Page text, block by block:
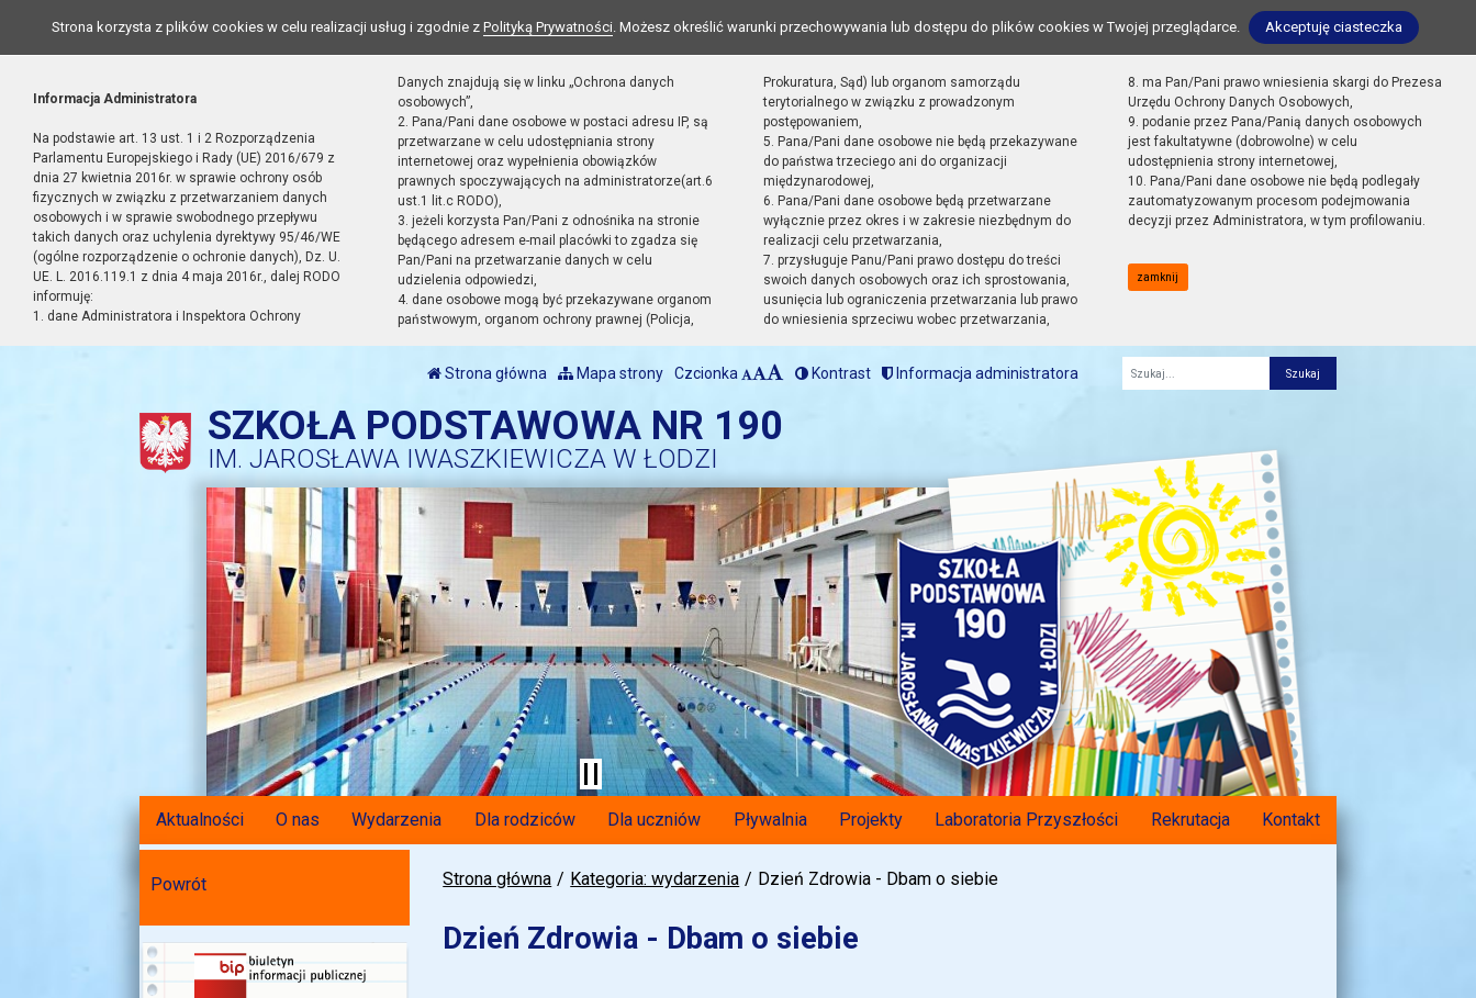
Strona korzysta z plików cookies w celu realizacji usług i zgodnie z Polityką Prywatności. Możesz określić warunki przechowywania lub dostępu do plików cookies w Twojej przeglądarce. Akceptuję ciasteczka
Informacja Administratora
Na podstawie art. 13 ust. 1 i 2 Rozporządzenia
Parlamentu Europejskiego i Rady (UE) 2016/679 z
dnia 27 kwietnia 2016r. w sprawie ochrony osób
fizycznych w związku z przetwarzaniem danych
osobowych i w sprawie swobodnego przepływu
takich danych oraz uchylenia dyrektywy 95/46/WE
(ogólne rozporządzenie o ochronie danych), Dz. U.
UE. L. 2016.119.1 z dnia 4 maja 2016r., dalej RODO
informuję:
1. dane Administratora i Inspektora Ochrony
Danych znajdują się w linku „Ochrona danych
osobowych”,
2. Pana/Pani dane osobowe w postaci adresu IP, są
przetwarzane w celu udostępniania strony
internetowej oraz wypełnienia obowiązków
prawnych spoczywających na administratorze(art.6
ust.1 lit.c RODO),
3. jeżeli korzysta Pan/Pani z odnośnika na stronie
będącego adresem e-mail placówki to zgadza się
Pan/Pani na przetwarzanie danych w celu
udzielenia odpowiedzi,
4. dane osobowe mogą być przekazywane organom
państwowym, organom ochrony prawnej (Policja,
Prokuratura, Sąd) lub organom samorządu
terytorialnego w związku z prowadzonym
postępowaniem,
5. Pana/Pani dane osobowe nie będą przekazywane
do państwa trzeciego ani do organizacji
międzynarodowej,
6. Pana/Pani dane osobowe będą przetwarzane
wyłącznie przez okres i w zakresie niezbędnym do
realizacji celu przetwarzania,
7. przysługuje Panu/Pani prawo dostępu do treści
swoich danych osobowych oraz ich sprostowania,
usunięcia lub ograniczenia przetwarzania lub prawo
do wniesienia sprzeciwu wobec przetwarzania,
8. ma Pan/Pani prawo wniesienia skargi do Prezesa
Urzędu Ochrony Danych Osobowych,
9. podanie przez Pana/Panią danych osobowych
jest fakultatywne (dobrowolne) w celu
udostępnienia strony internetowej,
10. Pana/Pani dane osobowe nie będą podlegały
zautomatyzowanym procesom podejmowania
decyzji przez Administratora, w tym profilowaniu.
zamknij
Strona główna Mapa strony Czcionka Kontrast Informacja administratora
Fraza
SZKOŁA PODSTAWOWA NR 190
IM. JAROSŁAWA IWASZKIEWICZA W ŁODZI
Aktualności O nas Wydarzenia Dla rodziców Dla uczniów Pływalnia Projekty Laboratoria Przyszłości Rekrutacja Kontakt
Strona główna Kategoria: wydarzenia Dzień Zdrowia - Dbam o siebie
Dzień Zdrowia - Dbam o siebie
Powrót